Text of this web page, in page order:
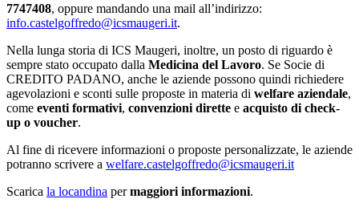
7747408, oppure mandando una mail all’indirizzo:
info.castelgoffredo@icsmaugeri.it.
Nella lunga storia di ICS Maugeri, inoltre, un posto di riguardo è
sempre stato occupato dalla Medicina del Lavoro. Se Socie di
CREDITO PADANO, anche le aziende possono quindi richiedere
agevolazioni e sconti sulle proposte in materia di welfare aziendale,
come eventi formativi, convenzioni dirette e acquisto di check-
up o voucher.
Al fine di ricevere informazioni o proposte personalizzate, le aziende
potranno scrivere a welfare.castelgoffredo@icsmaugeri.it
Scarica la locandina permaggiori informazioni.